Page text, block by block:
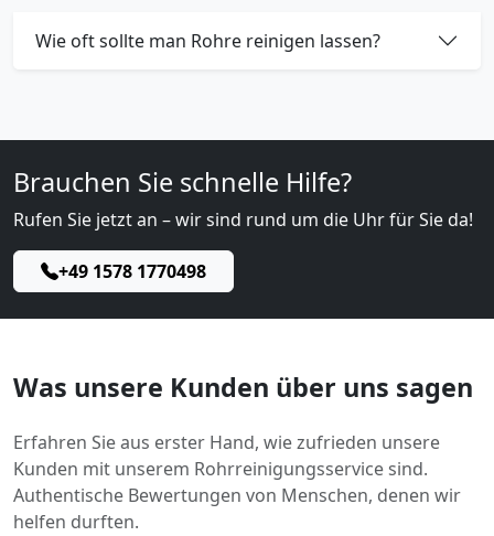
Wie oft sollte man Rohre reinigen lassen?
Brauchen Sie schnelle Hilfe?
Rufen Sie jetzt an – wir sind rund um die Uhr für Sie da!
+49 1578 1770498
Was unsere Kunden über uns sagen
Erfahren Sie aus erster Hand, wie zufrieden unsere
Kunden mit unserem Rohrreinigungsservice sind.
Authentische Bewertungen von Menschen, denen wir
helfen durften.